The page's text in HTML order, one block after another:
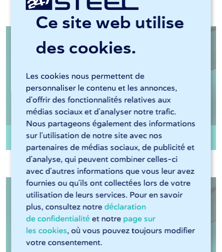
Ce site web utilise
des cookies.
Les cookies nous permettent de
personnaliser le contenu et les annonces,
d'offrir des fonctionnalités relatives aux
médias sociaux et d'analyser notre trafic.
Nous partageons également des informations
sur l'utilisation de notre site avec nos
partenaires de médias sociaux, de publicité et
d'analyse, qui peuvent combiner celles-ci
avec d'autres informations que vous leur avez
fournies ou qu'ils ont collectées lors de votre
utilisation de leurs services. Pour en savoir
plus, consultez notre déclaration
de confidentialité et notre page sur
les cookies, où vous pouvez toujours modifier
votre consentement.
Tube carré Inox 304 non-recuit